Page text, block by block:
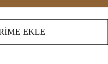
EKLE